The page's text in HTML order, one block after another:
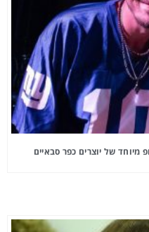
של יוצרים כפר סבאיים